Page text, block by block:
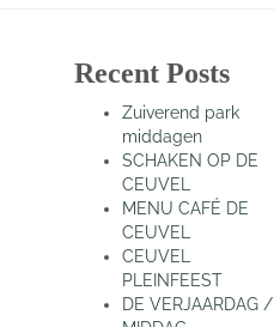
Recent Posts
Zuiverend park
middagen
SCHAKEN OP DE
CEUVEL
MENU CAFÉ DE
CEUVEL
CEUVEL
PLEINFEEST
DE VERJAARDAG /